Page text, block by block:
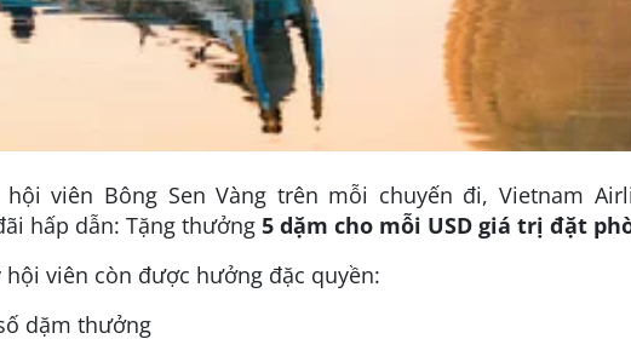
viên Bông Sen Vàng trên mỗi chuyến đi, Vietnam
hấp dẫn: Tặng thưởng 5 dặm cho mỗi USD giá trị đặt
hội viên còn được hưởng đặc quyền:
dặm thưởng